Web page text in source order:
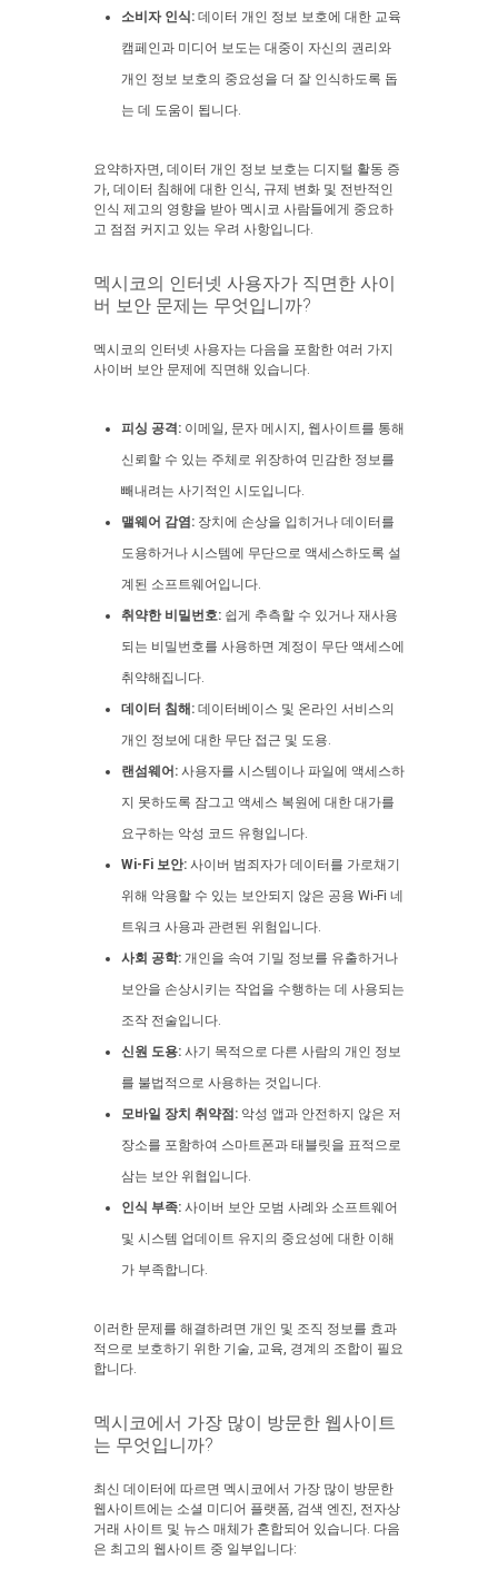
소비자 인식: 데이터 개인 정보 보호에 대한 교육
캠페인과 미디어 보도는 대중이 자신의 권리와
개인 정보 보호의 중요성을 더 잘 인식하도록 돕
는 데 도움이 됩니다.
요약하자면, 데이터 개인 정보 보호는 디지털 활동 증
가, 데이터 침해에 대한 인식, 규제 변화 및 전반적인
인식 제고의 영향을 받아 멕시코 사람들에게 중요하
고 점점 커지고 있는 우려 사항입니다.
멕시코의 인터넷 사용자가 직면한 사이
버 보안 문제는 무엇입니까?
멕시코의 인터넷 사용자는 다음을 포함한 여러 가지
사이버 보안 문제에 직면해 있습니다.
피싱 공격: 이메일, 문자 메시지, 웹사이트를 통해
신뢰할 수 있는 주체로 위장하여 민감한 정보를
빼내려는 사기적인 시도입니다.
맬웨어 감염: 장치에 손상을 입히거나 데이터를
도용하거나 시스템에 무단으로 액세스하도록 설
계된 소프트웨어입니다.
취약한 비밀번호: 쉽게 추측할 수 있거나 재사용
되는 비밀번호를 사용하면 계정이 무단 액세스에
취약해집니다.
데이터 침해: 데이터베이스 및 온라인 서비스의
개인 정보에 대한 무단 접근 및 도용.
랜섬웨어: 사용자를 시스템이나 파일에 액세스하
지 못하도록 잠그고 액세스 복원에 대한 대가를
요구하는 악성 코드 유형입니다.
Wi-Fi 보안: 사이버 범죄자가 데이터를 가로채기
위해 악용할 수 있는 보안되지 않은 공용 Wi-Fi 네
트워크 사용과 관련된 위험입니다.
사회 공학: 개인을 속여 기밀 정보를 유출하거나
보안을 손상시키는 작업을 수행하는 데 사용되는
조작 전술입니다.
신원 도용: 사기 목적으로 다른 사람의 개인 정보
를 불법적으로 사용하는 것입니다.
모바일 장치 취약점: 악성 앱과 안전하지 않은 저
장소를 포함하여 스마트폰과 태블릿을 표적으로
삼는 보안 위협입니다.
인식 부족: 사이버 보안 모범 사례와 소프트웨어
및 시스템 업데이트 유지의 중요성에 대한 이해
가 부족합니다.
이러한 문제를 해결하려면 개인 및 조직 정보를 효과
적으로 보호하기 위한 기술, 교육, 경계의 조합이 필요
합니다.
멕시코에서 가장 많이 방문한 웹사이트
는 무엇입니까?
최신 데이터에 따르면 멕시코에서 가장 많이 방문한
웹사이트에는 소셜 미디어 플랫폼, 검색 엔진, 전자상
거래 사이트 및 뉴스 매체가 혼합되어 있습니다. 다음
은 최고의 웹사이트 중 일부입니다: